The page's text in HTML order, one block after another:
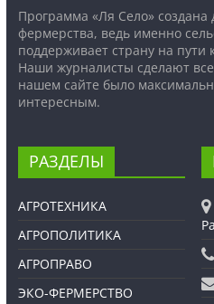
Программа «Ля Село» создана
фермерства, ведь именно
поддерживает страну на
Наши журналисты сделают
нашем сайте было
интересным.
РАЗДЕЛЫ
АГРОТЕХНИКА
АГРОПОЛИТИКА
АГРОПРАВО
ЭКО-ФЕРМЕРСТВО